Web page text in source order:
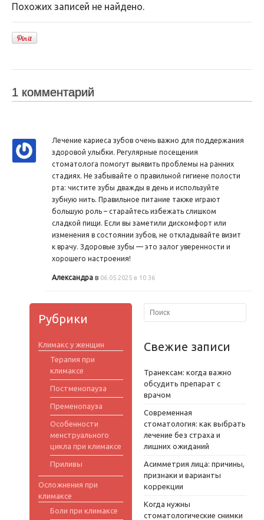
Похожих записей не найдено.
1 комментарий
Лечение кариеса зубов очень важно для поддержания
здоровой улыбки. Регулярные посещения
стоматолога помогут выявить проблемы на ранних
стадиях. Не забывайте о правильной гигиене полости
рта: чистите зубы дважды в день и используйте
зубную нить. Правильное питание также играют
большую роль – старайтесь избежать слишком
сладкой пищи. Если вы заметили дискомфорт или
изменения в состоянии зубов, не откладывайте визит
к врачу. Здоровые зубы — это залог уверенности и
хорошего настроения!
Александра в 06.05.2025 в 10:36
Рубрики
Климакс у женщин
Терапия при
климаксе
Постменопауза
Пременопауза
Особенности
менструального
цикла при климаксе
Приливы
Осложнения при
климаксе
Боли при климаксе
Свежие записи
Транексам: когда важно
обсудить препарат с
врачом
Современная
стоматология: как выбрать
лечение без страха и
лишних ожиданий
Асимметрия лица: причины,
признаки и варианты
коррекции
Когда нужны
стоматологические снимки